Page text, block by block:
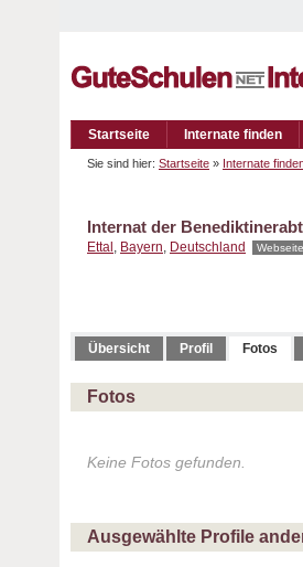
Startseite Internate finden
Sie sind hier: Startseite » Internate
Internat der
Ettal , Bayern, Deutschland Webseite
Übersicht Profil Fotos
Fotos
Keine Fotos gefunden.
Ausgewählte Profile